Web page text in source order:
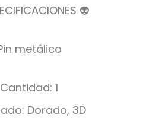
👽
metálico
Cantidad: 1
Dorado, 3D